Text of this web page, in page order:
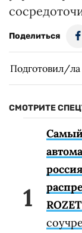
Поделиться
Подготовил/
СМОТРИТЕ